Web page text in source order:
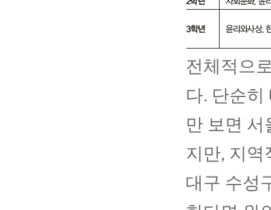
전체적으
다. 단순히
만 보면
지만, 지역
대구 수성